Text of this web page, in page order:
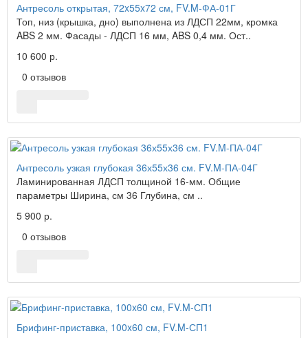
Антресоль открытая, 72x55x72 см, FV.M-ФА-01Г
Топ, низ (крышка, дно) выполнена из ЛДСП 22мм, кромка
ABS 2 мм. Фасады - ЛДСП 16 мм, ABS 0,4 мм. Ост..
10 600 р.
0 отзывов
Антресоль узкая глубокая 36х55х36 см. FV.M-ПА-04Г
Ламинированная ЛДСП толщиной 16-мм. Общие
параметры Ширина, см 36 Глубина, см ..
5 900 р.
0 отзывов
Брифинг-приставка, 100x60 см, FV.M-СП1